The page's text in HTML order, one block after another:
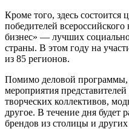
Кроме того, здесь состоится
победителей
бизнес» — лучших
страны. В этом году на
из 85 регионов.
Помимо деловой программы,
мероприятия
творческих коллективов,
другое. В течение дня будет
брендов из столицы и